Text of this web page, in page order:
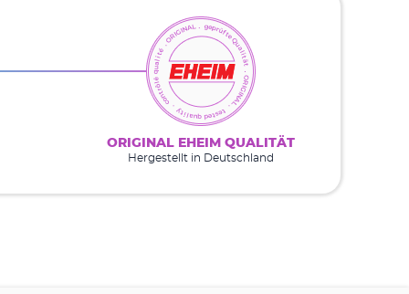
ORIGINAL EHEIM QUALITÄT
Hergestellt in Deutschland